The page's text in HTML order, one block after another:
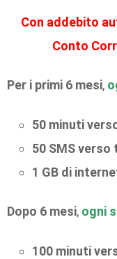
Con addebito
Conto
Per i primi 6 mesi,
50 minuti
50 SMS
1 GB di
Dopo 6 mesi, ogni
100 minuti